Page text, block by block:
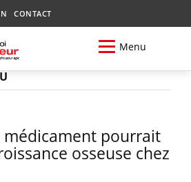
CONTACT
Menu
médicament pourrait
osseuse chez